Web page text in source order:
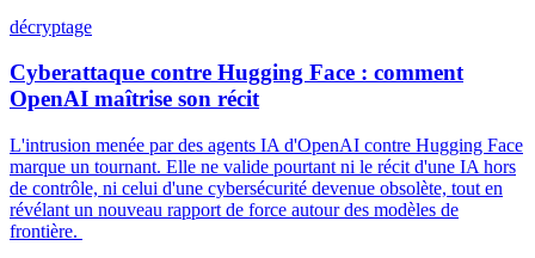
décryptage
Cyberattaque contre Hugging Face : comment
OpenAI maîtrise son récit
L'intrusion menée par des agents IA d'OpenAI contre Hugging Face
marque un tournant. Elle ne valide pourtant ni le récit d'une IA hors
de contrôle, ni celui d'une cybersécurité devenue obsolète, tout en
révélant un nouveau rapport de force autour des modèles de
frontière.